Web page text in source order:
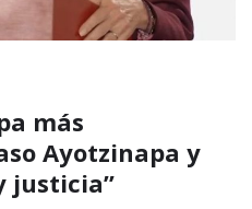
más
Ayotzinapa y
justicia”